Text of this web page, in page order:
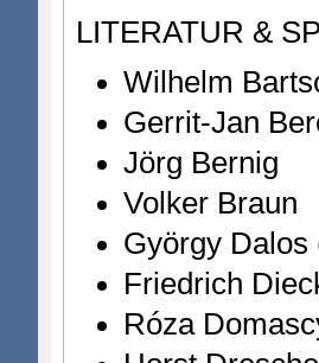
LITERATUR &
Wilhelm
Gerrit-Jan
Jörg Bernig
Volker Braun
György Dalos
Friedrich
Róza